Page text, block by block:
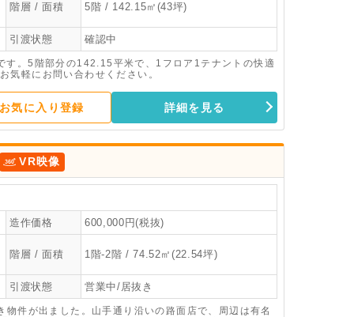
階層 / 面積 5階 / 142.15㎡(43坪)
引渡状態 確認中
す。5階部分の142.15平米で、1フロア1テナントの快適
気軽にお問い合わせください。
お気に入り登録 詳細を見る
VR映像
造作価格 600,000円(税抜)
階層 / 面積 1階-2階 / 74.52㎡(22.54坪)
引渡状態 営業中/居抜き
件が出ました。山手通り沿いの路面店で、周辺は有名